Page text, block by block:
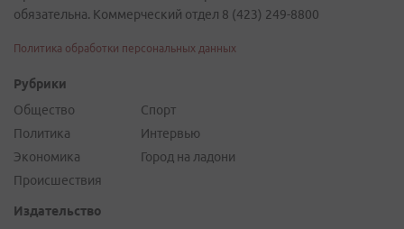
обязательна. Коммерческий отдел 8 (423) 249-8800
Политика обработки персональных данных
Рубрики
Общество
Политика
Экономика
Происшествия
Спорт
Интервью
Город на ладони
Издательство